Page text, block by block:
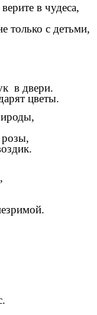
в чудеса,
только с детьми,
цветы.